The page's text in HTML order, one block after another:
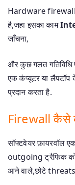
Hardware firewall
है,जहा इसका काम
जाँचना,
और कुछ गलत गतिविधि
एक कंप्यूटर या लैपटॉप
प्रदान करता है.
Firewall कैसे
सॉफ्टवेयर फ़ायरवॉल
outgoing ट्रैफिक को
आने वाले,छोटे